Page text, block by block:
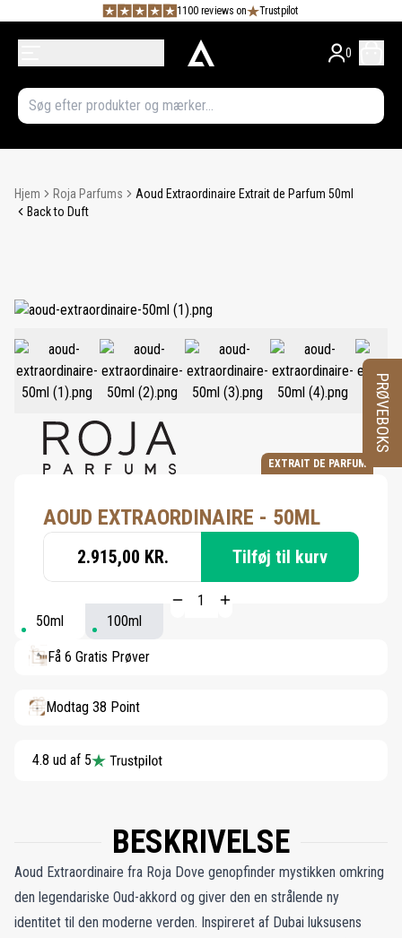
1100 reviews on Trustpilot
0
Hjem Roja Parfums
Aoud Extraordinaire Extrait de Parfum 50ml
Back to Duft
EXTRAIT DE PARFUM
AOUD EXTRAORDINAIRE - 50ML
2.915,00 KR. Tilføj til kurv
50ml 100ml
Få 6 Gratis Prøver
Modtag 38 Point
4.8 ud af 5
BESKRIVELSE
Aoud Extraordinaire fra Roja Dove genopfinder mystikken omkring
den legendariske Oud-akkord og giver den en strålende ny
identitet til den moderne verden. Inspireret af Dubai luksusens
PRØVEBOKS